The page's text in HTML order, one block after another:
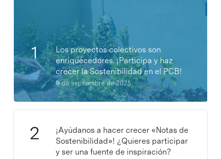
Los proyectos colectivos son
enriquecedores. ¡Participa y haz
crecer la Sostenibilidad en el PCB!
9 de septiembre de 2025
¡Ayúdanos a hacer crecer «Notas de
Sostenibilidad»! ¿Quieres participar
y ser una fuente de inspiración?